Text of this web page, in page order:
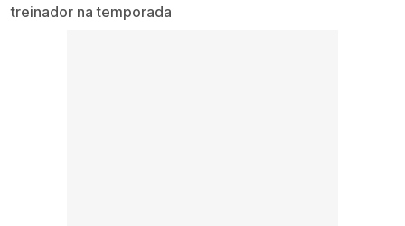
treinador na temporada